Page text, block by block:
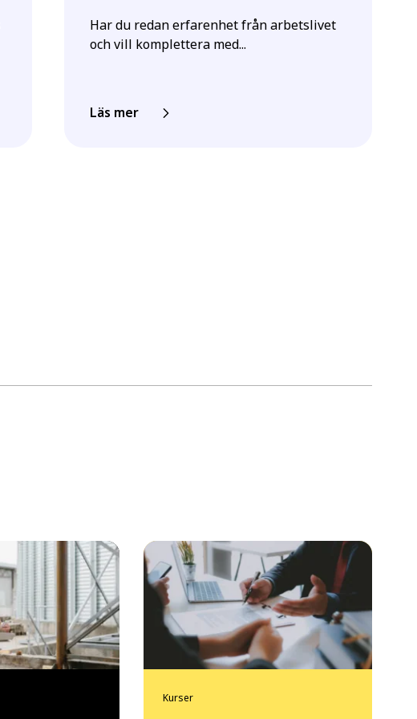
Har du redan erfarenhet från arbetslivet
och vill komplettera med...
Läs mer
Kurser